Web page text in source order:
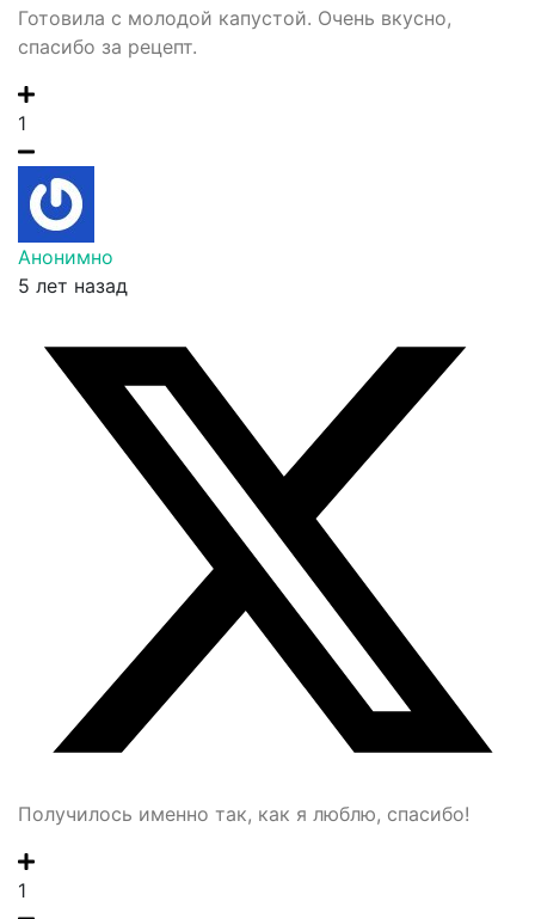
Готовила с молодой капустой. Очень вкусно,
спасибо за рецепт.
1
Анонимно
5 лет назад
Получилось именно так, как я люблю, спасибо!
1